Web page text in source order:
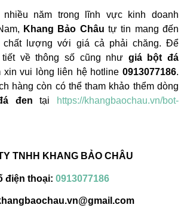
năm trong lĩnh vực kinh doanh
Khang Bảo Châu tự tin mang đến
chất lượng với giá cả phải chăng. Để
về thông số cũng như giá bột đá
xin vui lòng liên hệ hotline0913077186.
hàng còn có thể tham khảo thểm dòng
đen tại
https://khangbaochau.vn/bot-
TNHH KHANG BẢO CHÂU
điện thoại:0913077186